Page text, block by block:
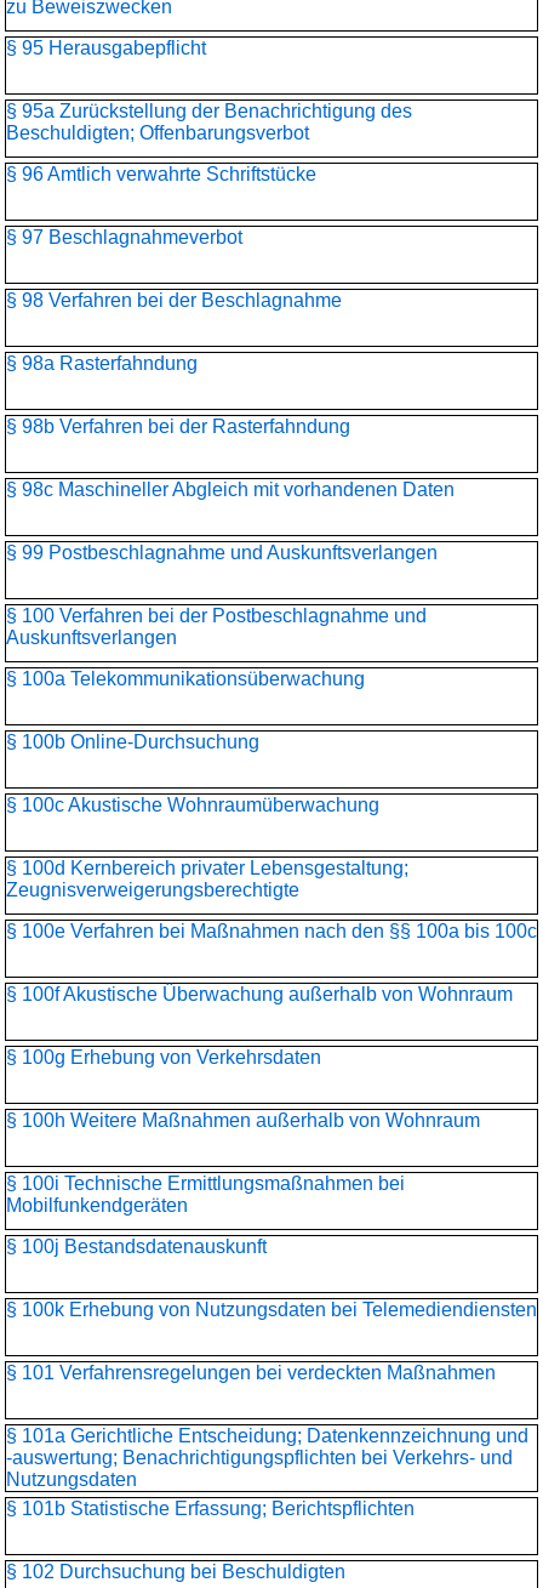
zu Beweiszwecken
§ 95 Herausgabepflicht
§ 95a Zurückstellung der Benachrichtigung des
Beschuldigten; Offenbarungsverbot
§ 96 Amtlich verwahrte Schriftstücke
§ 97 Beschlagnahmeverbot
§ 98 Verfahren bei der Beschlagnahme
§ 98a Rasterfahndung
§ 98b Verfahren bei der Rasterfahndung
§ 98c Maschineller Abgleich mit vorhandenen Daten
§ 99 Postbeschlagnahme und Auskunftsverlangen
§ 100 Verfahren bei der Postbeschlagnahme und
Auskunftsverlangen
§ 100a Telekommunikationsüber­wachung
§ 100b Online-Durchsuchung
§ 100c Akustische Wohnraumüberwachung
§ 100d Kernbereich privater Lebensgestaltung;
Zeugnisverweigerungs­berechtigte
§ 100e Verfahren bei Maßnahmen nach den §§ 100a bis 100c
§ 100f Akustische Überwachung außerhalb von Wohnraum
§ 100g Erhebung von Verkehrsdaten
§ 100h Weitere Maßnahmen außerhalb von Wohnraum
§ 100i Technische Ermittlungsmaßnahmen bei
Mobilfunkendgeräten
§ 100j Bestandsdatenauskunft
§ 100k Erhebung von Nutzungsdaten bei Telemediendiensten
§ 101 Verfahrensregelungen bei verdeckten Maßnahmen
§ 101a Gerichtliche Entscheidung; Datenkennzeichnung und
-auswertung; Benachrichtigungspflichten bei Verkehrs- und
Nutzungsdaten
§ 101b Statistische Erfassung; Berichtspflichten
§ 102 Durchsuchung bei Beschuldigten